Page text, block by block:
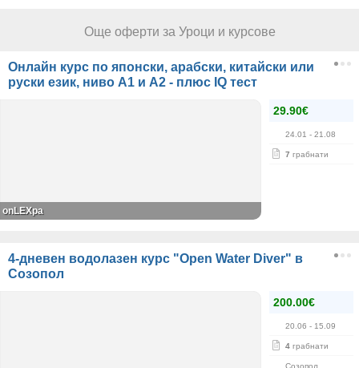
Още оферти за Уроци и курсове
Онлайн курс по японски, арабски, китайски или
руски език, ниво А1 и А2 - плюс IQ тест
29.90€
24.01 - 21.08
7 грабнати
onLEXpa
4-дневен водолазен курс "Open Water Diver" в
Созопол
200.00€
20.06 - 15.09
4 грабнати
Созопол